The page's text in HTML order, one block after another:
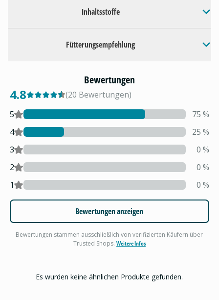
Inhaltsstoffe
Fütterungsempfehlung
Bewertungen
4.8 (20 Bewertungen)
5
75 %
4
25 %
3
0 %
2
0 %
1
0 %
Bewertungen anzeigen
Bewertungen stammen ausschließlich von verifizierten Käufern über
Trusted Shops. Weitere Infos
Es wurden keine ähnlichen Produkte gefunden.